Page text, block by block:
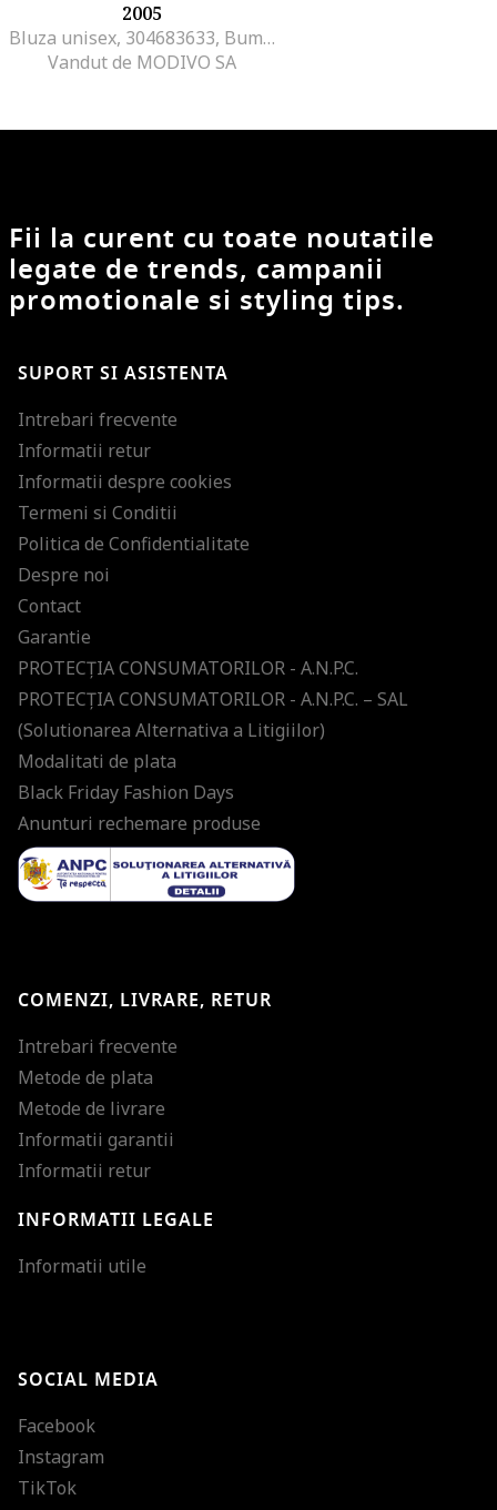
2005
Bluza unisex, 304683633, Bumbac, L INTL, Gri
Vandut de MODIVO SA
Fii la curent cu toate noutatile
legate de trends, campanii
promotionale si styling tips.
SUPORT SI ASISTENTA
Intrebari frecvente
Informatii retur
Informatii despre cookies
Termeni si Conditii
Politica de Confidentialitate
Despre noi
Contact
Garantie
PROTECŢIA CONSUMATORILOR - A.N.P.C.
PROTECŢIA CONSUMATORILOR - A.N.P.C. – SAL
(Solutionarea Alternativa a Litigiilor)
Modalitati de plata
Black Friday Fashion Days
Anunturi rechemare produse
COMENZI, LIVRARE, RETUR
Intrebari frecvente
Metode de plata
Metode de livrare
Informatii garantii
Informatii retur
INFORMATII LEGALE
Informatii utile
SOCIAL MEDIA
Facebook
Instagram
TikTok